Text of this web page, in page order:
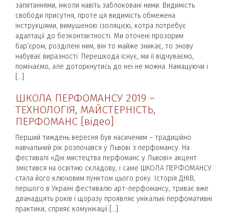
запитаннями, інколи навіть заблоковані ними. Видимість
свободи присутня, проте ця видимість обмежена
інструкціями, вимушеною ізоляцією, котра потребує
адаптації до безконтактності. Ми оточені прозорим
бар’єром, розділені ним, він то майже зникає, то знову
набуває виразності. Перешкода існує, ми її відчуваємо,
помічаємо, але доторкнутись до неї не можна. Намацуючи і
[…]
ШКОЛА ПЕРФОМАНСУ 2019 –
ТЕХНОЛОГІЯ, МАЙСТЕРНІСТЬ,
ПЕРФОМАНС [відео]
Перший тиждень вересня був насиченим – традиційно
навчальний рік розпочався у Львові з перфомансу. На
фестивалі «Дні мистецтва перфоманс у Львові» акцент
змістився на освітню складову, і саме ШКОЛА ПЕРФОМАНСУ
стала його ключовим пунктом цього року. Історія ДНІВ,
першого в Україні фестивалю арт-перфомансу, триває вже
дванадцять років і щоразу проявляє унікальні перфомативні
практики, сприяє комунікації […]